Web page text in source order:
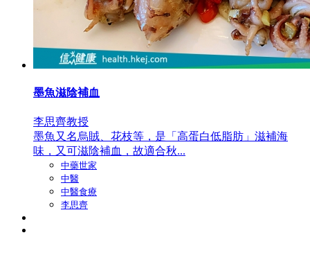
墨魚滋陰補血
李思齊教授
墨魚又名烏賊、花枝等，是「高蛋白低脂肪」滋補海
味，又可滋陰補血，故適合秋...
中藥世家
中醫
中醫食療
李思齊